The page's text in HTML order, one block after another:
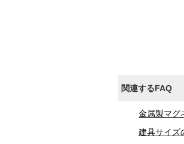
関連するFAQ
金属製マグ
建具サイズ